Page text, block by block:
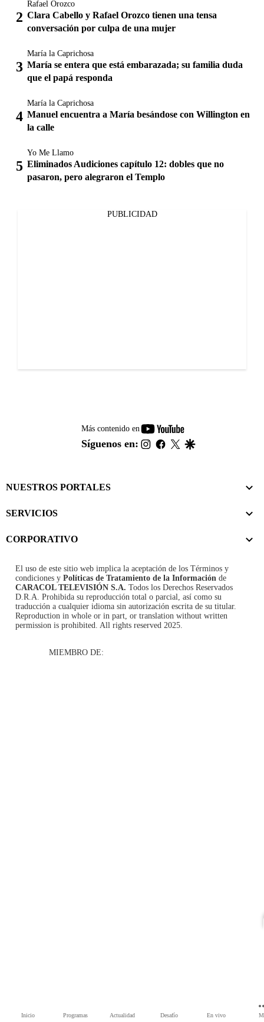
Inicio Programas Actualidad Desafío En vivo
Rafael Orozco
Clara Cabello y Rafael Orozco tienen una tensa
conversación por culpa de una mujer
María la Caprichosa
María se entera que está embarazada; su familia duda
que el papá responda
María la Caprichosa
Manuel encuentra a María besándose con Willington en
la calle
Yo Me Llamo
Eliminados Audiciones capítulo 12: dobles que no
pasaron, pero alegraron el Templo
PUBLICIDAD
Más contenido en
youtube-
footer
Síguenos en: instagram
facebook
twitter
NUESTROS PORTALES
SERVICIOS
CORPORATIVO
El uso de este sitio web implica la aceptación de los Términos y
condiciones y Políticas de Tratamiento de la Información de
CARACOL TELEVISIÓN S.A. Todos los Derechos Reservados
D.R.A. Prohibida su reproducción total o parcial, así como su
traducción a cualquier idioma sin autorización escrita de su titular.
Reproduction in whole or in part, or translation without written
permission is prohibited. All rights reserved 2025.
MIEMBRO DE: